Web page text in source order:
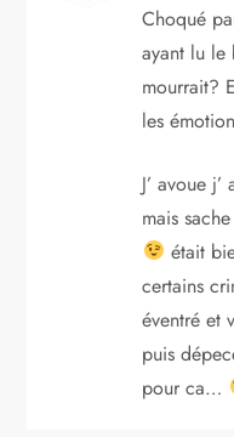
Choqué
ayant lu le
mourrait?
les
J’ avoue
mais
était
certains
éventré et
puis
pour ca…